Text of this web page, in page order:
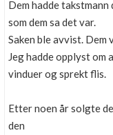
Dem hadde
som dem sa det var.
Saken ble avvist. Dem
Jeg hadde opplyst
vinduer og sprekt flis.
Etter noen år solgte
den